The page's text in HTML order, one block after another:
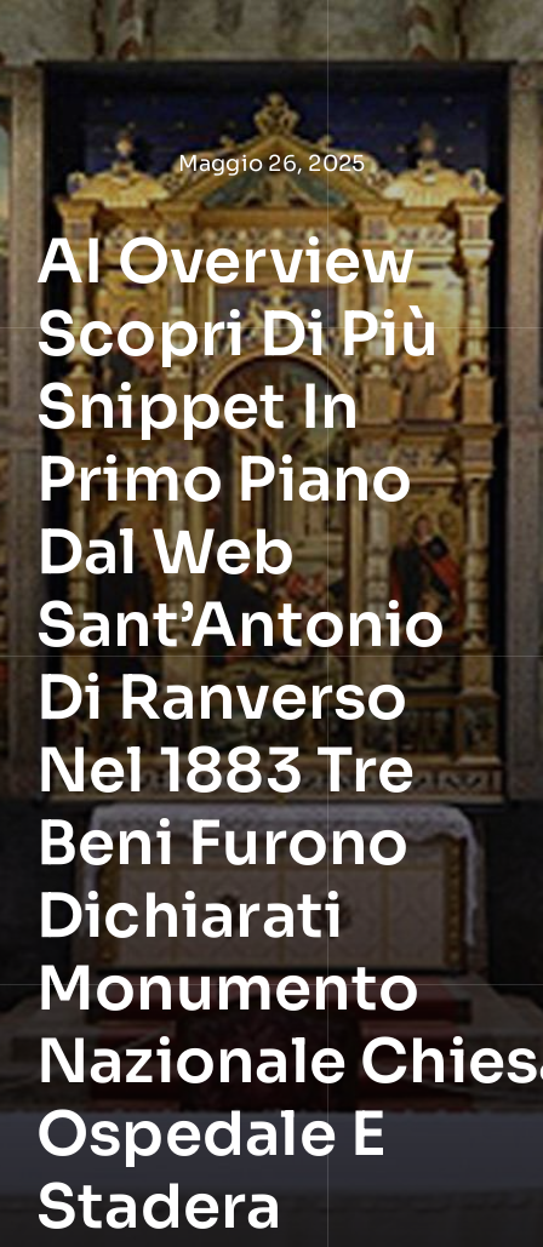
contenuto
Maggio 26, 2025
AI Overview
Scopri Di Più
Snippet In
Primo Piano
Dal Web
Sant’Antonio
Di Ranverso
Nel 1883 Tre
Beni Furono
Dichiarati
Monumento
Nazionale
Ospedale E
Stadera